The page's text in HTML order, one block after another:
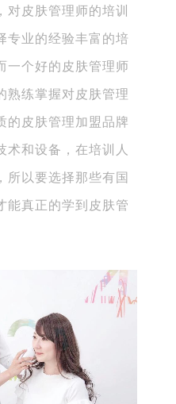
对皮肤管理师的培训
专业的经验丰富的培
一个好的皮肤管理师
熟练掌握对皮肤管理
的皮肤管理加盟品牌
术和设备，在培训人
所以要选择那些有国
能真正的学到皮肤管